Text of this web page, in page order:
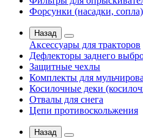
Форсунки (насадки, сопла)
Назад
Аксессуары для тракторов
Дефлекторы заднего
Защитные чехлы
Комплекты для
Косилочные деки
Отвалы для снега
Цепи противоскольжения
Назад